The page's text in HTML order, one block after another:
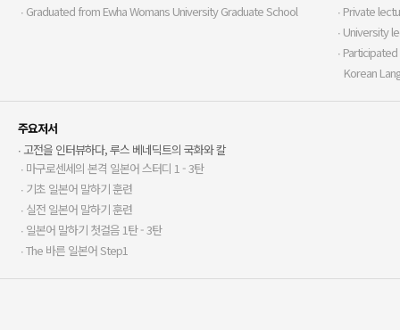
∙ Graduated from Ewha Womans University Graduate School
∙ Private
∙ University
∙
Korean
주요저서
∙ 고전을 인터뷰하다, 루스 베네딕트의 국화와 칼
∙ 마구로센세의 본격 일본어 스터디 1 - 3탄
∙ 기초 일본어 말하기 훈련
∙ 실전 일본어 말하기 훈련
∙ 일본어 말하기 첫걸음 1탄 - 3탄
∙ The 바른 일본어 Step1